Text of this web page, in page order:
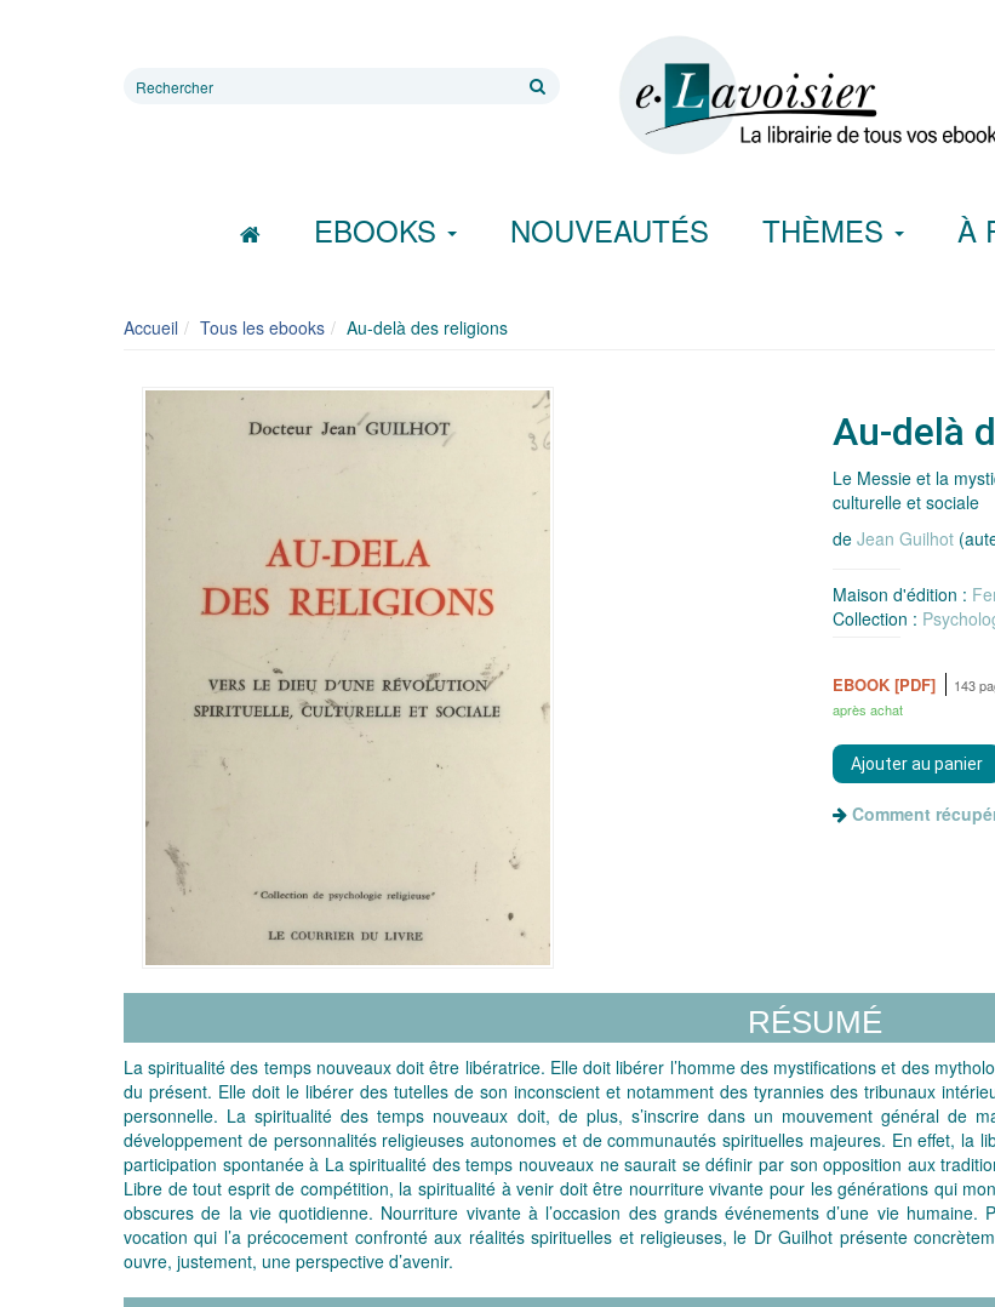
Rechercher
EBOOKS NOUVEAUTÉS THÈMES À
Accueil Tous les ebooks Au-delà des religions
Au-delà
Le Messie et la
culturelle et sociale
de Jean Guilhot
Maison d'édition :
Collection :
EBOOK [PDF] 143
après achat
Comment
RÉSUMÉ
La spiritualité des temps nouveaux doit être libératrice. Elle doit libérer l’homme des mystifications et des
du présent. Elle doit le libérer des tutelles de son inconscient et notamment des tyrannies des tribunaux
personnelle. La spiritualité des temps nouveaux doit, de plus, s’inscrire dans un mouvement général de
développement de personnalités religieuses autonomes et de communautés spirituelles majeures. En effet, la
participation spontanée à La spiritualité des temps nouveaux ne saurait se définir par son opposition aux
Libre de tout esprit de compétition, la spiritualité à venir doit être nourriture vivante pour les générations qui
obscures de la vie quotidienne. Nourriture vivante à l’occasion des grands événements d’une vie
vocation qui l’a précocement confronté aux réalités spirituelles et religieuses, le Dr Guilhot présente
ouvre, justement, une perspective d’avenir.